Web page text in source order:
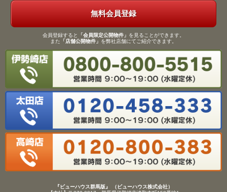
無料会員登録
会員登録すると 「会員限定公開物件」 を見ることができます。
また 「店舗公開物件」 を弊社店舗にてご紹介できます。
『ビューハウス群馬版』 （ビューハウス株式会社）